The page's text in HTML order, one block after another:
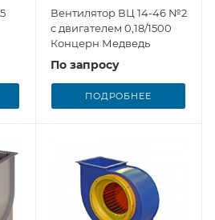
Вентилятор ВЦ 14-46 №2
с двигателем 0,18/1500
Концерн Медведь
По запросу
ПОДРОБНЕЕ